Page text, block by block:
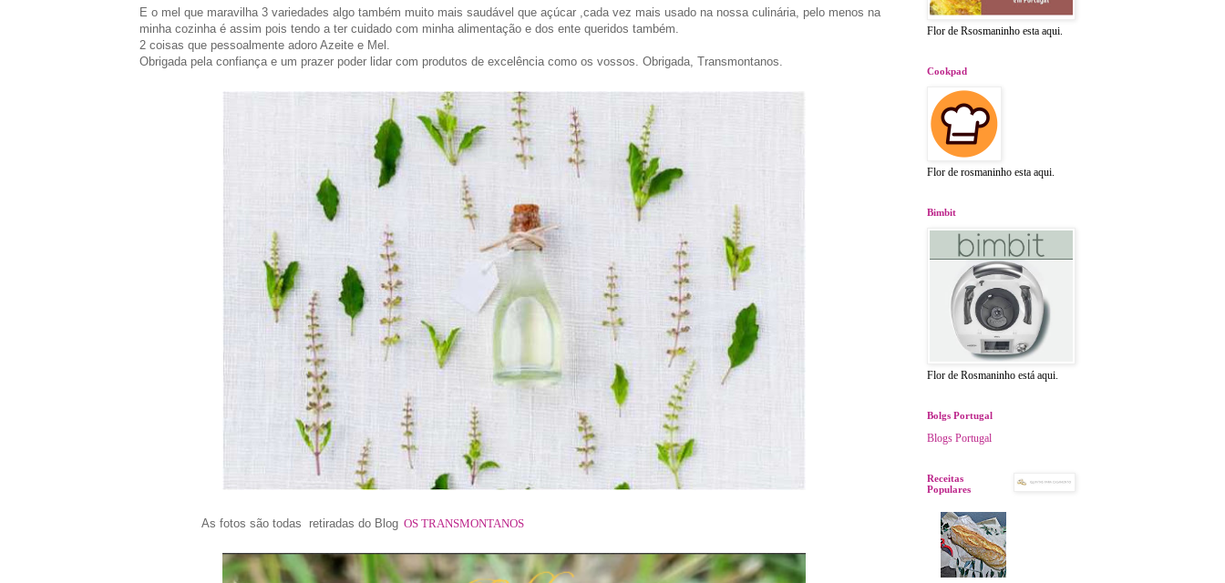
E o mel que maravilha 3 variedades algo também muito mais saudável que açúcar ,cada vez mais usado na nossa culinária, pelo menos na
minha cozinha é assim pois tendo a ter cuidado com minha alimentação e dos ente queridos também.
2 coisas que pessoalmente adoro Azeite e Mel.
Obrigada pela confiança e um prazer poder lidar com produtos de excelência como os vossos. Obrigada, Transmontanos.
As fotos são todas retiradas do Blog OS TRANSMONTANOS
Flor de Rsosmaninho esta aqui.
Cookpad
Flor de rosmaninho esta aqui.
Bimbit
Flor de Rosmaninho está aqui.
Bolgs Portugal
Blogs Portugal
Receitas
Populares